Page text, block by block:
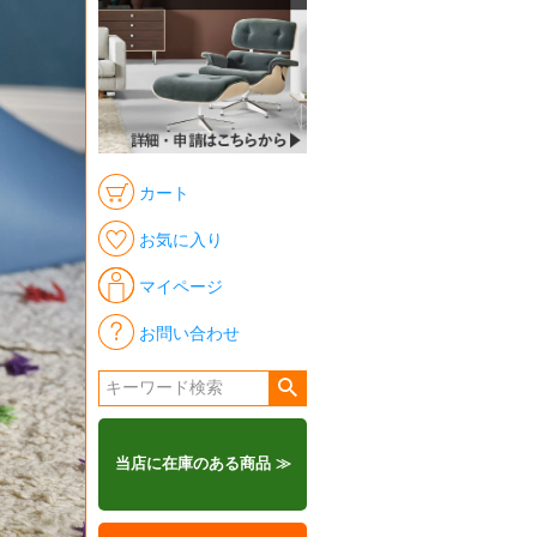
カート
お気に入り
マイページ
お問い合わせ
当店に在庫のある商品 ≫